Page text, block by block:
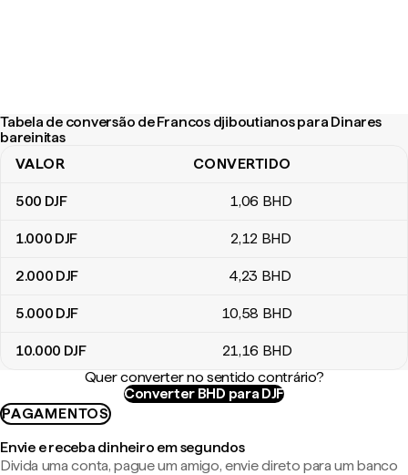
Tabela de conversão de Francos djiboutianos para Dinares
bareinitas
Tabela de conversão de Francos djiboutianos para Dinares
VALOR CONVERTIDO
500 DJF 1,06 BHD
1.000 DJF 2,12 BHD
2.000 DJF 4,23 BHD
5.000 DJF 10,58 BHD
10.000 DJF 21,16 BHD
Quer converter no sentido contrário?
Converter BHD para DJF
PAGAMENTOS
Envie e receba dinheiro em segundos
Divida uma conta, pague um amigo, envie direto para um banco